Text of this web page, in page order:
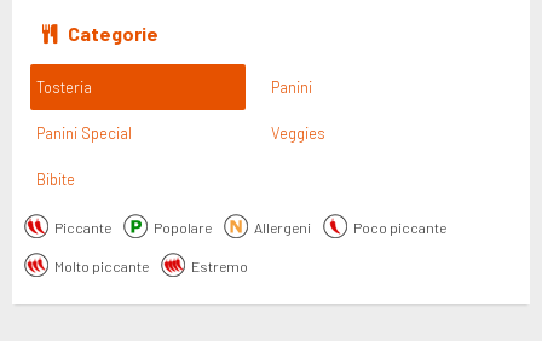
Categorie
Tosteria Panini
Panini Special Veggies
Bibite
Piccante Popolare Allergeni Poco piccante
Molto piccante Estremo